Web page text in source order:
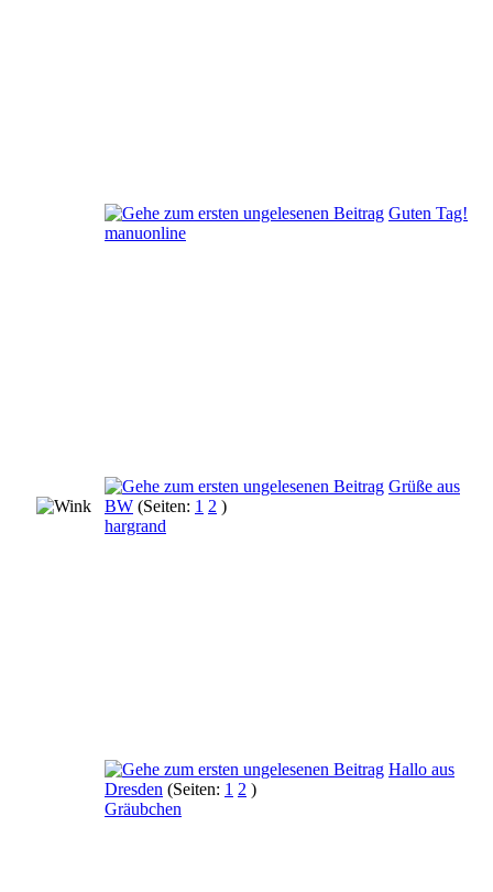
Guten Tag!
manuonline
Grüße aus
BW (Seiten: 1 2 )
hargrand
Hallo aus
Dresden (Seiten: 1 2 )
Gräubchen